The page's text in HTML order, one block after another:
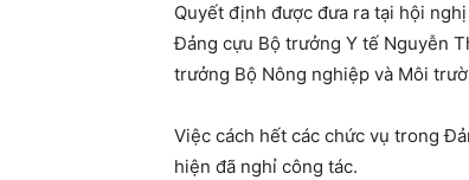
Quyết định được đưa ra tại hội
Đảng cựu Bộ trưởng Y tế Nguyễn
trưởng Bộ Nông nghiệp và Môi
Việc cách hết các chức vụ trong
hiện đã nghỉ công tác.